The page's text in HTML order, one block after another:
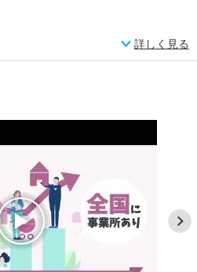
詳しく見る